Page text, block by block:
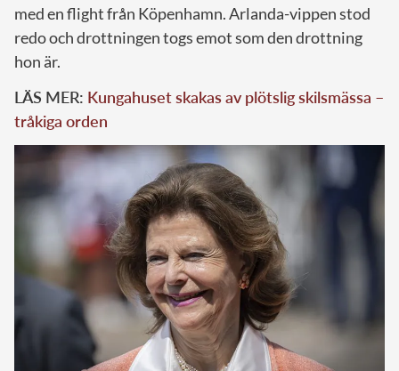
med en flight från Köpenhamn. Arlanda-vippen stod
redo och drottningen togs emot som den drottning
hon är.
LÄS MER: Kungahuset skakas av plötslig skilsmässa –
tråkiga orden